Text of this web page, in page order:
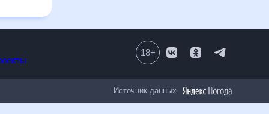
18+
Источник данных